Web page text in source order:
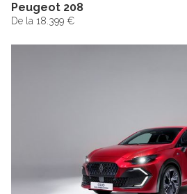
Peugeot 208
De la 18.399 €